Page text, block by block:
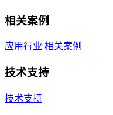
相关案例
应用行业 相关案例
技术支持
技术支持